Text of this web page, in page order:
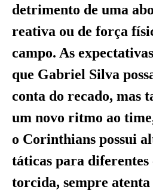
detrimento de uma
reativa ou de força
campo. As
que Gabriel Silva
conta do recado, mas
um novo ritmo ao
o Corinthians possui
táticas para diferentes
torcida, sempre atenta